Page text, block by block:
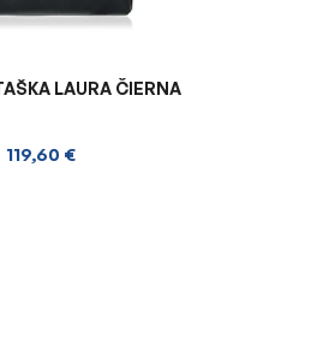
LAURA ČIERNA
119,60 €